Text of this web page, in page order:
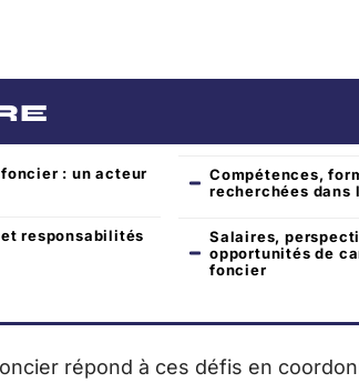
: un acteur
responsabilités
Compétences,
recherchées dans
Salaires,
opportunités de
foncier
répond à ces défis en